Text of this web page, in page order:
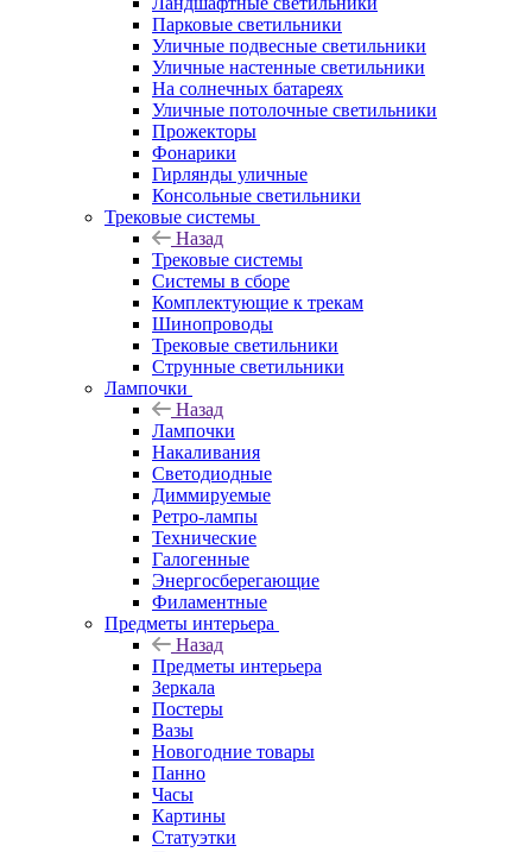
Парковые светильники
Уличные подвесные светильники
Уличные настенные светильники
На солнечных батареях
Уличные потолочные светильники
Прожекторы
Фонарики
Гирлянды уличные
Консольные светильники
Трековые системы
Назад
Трековые системы
Системы в сборе
Комплектующие к трекам
Шинопроводы
Трековые светильники
Струнные светильники
Лампочки
Назад
Лампочки
Накаливания
Светодиодные
Диммируемые
Ретро-лампы
Технические
Галогенные
Энергосберегающие
Филаментные
Предметы интерьера
Назад
Предметы интерьера
Зеркала
Постеры
Вазы
Новогодние товары
Панно
Часы
Картины
Статуэтки